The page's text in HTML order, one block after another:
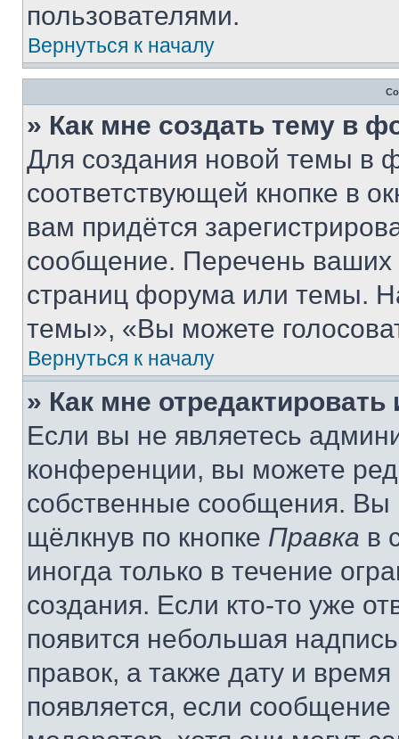
пользователями.
Вернуться к началу
» Как мне создать тему в
Для создания новой темы в
соответствующей кнопке в
вам придётся
сообщение. Перечень ваших
страниц форума или темы.
темы», «Вы можете
Вернуться к началу
» Как мне
Если вы не являетесь
конференции, вы можете
собственные сообщения. Вы
щёлкнув по кнопке Правка в
иногда только в течение
создания. Если кто-то уже
появится небольшая
правок, а также дату и
появляется, если